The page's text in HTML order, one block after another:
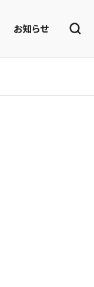
お知らせ